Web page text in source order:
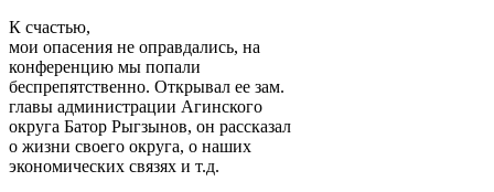
К счастью,
мои опасения не оправдались, на
конференцию мы попали
беспрепятственно. Открывал ее зам.
главы администрации Агинского
округа Батор Рыгзынов, он рассказал
о жизни своего округа, о наших
экономических связях и т.д.